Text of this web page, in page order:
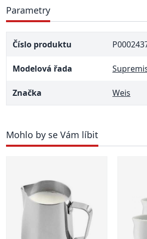
Parametry
Číslo produktu
Modelová řada
Značka Weis
Mohlo by se Vám líbit